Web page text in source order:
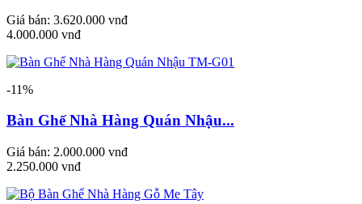
Giá bán: 3.620.000 vnđ
4.000.000 vnđ
-11%
Bàn Ghế Nhà Hàng Quán Nhậu...
Giá bán: 2.000.000 vnđ
2.250.000 vnđ